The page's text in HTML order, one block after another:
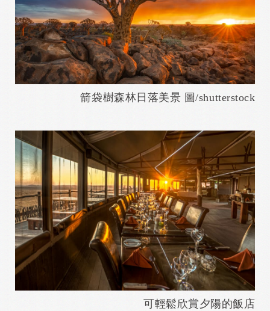
箭袋樹森林日落美景 圖/shutterstock
可輕鬆欣賞夕陽的飯店